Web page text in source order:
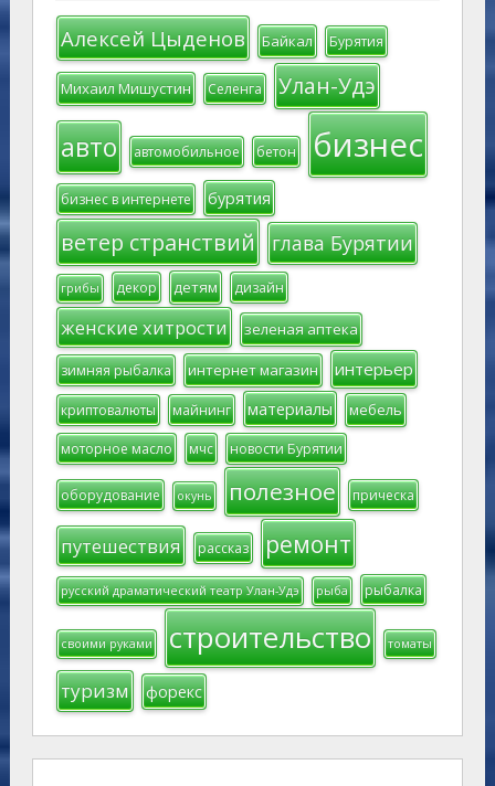
Алексей Цыденов Байкал Бурятия
Михаил Мишустин Селенга Улан-Удэ
авто автомобильное бетон бизнес
бизнес в интернете бурятия
ветер странствий глава Бурятии
грибы декор детям дизайн
женские хитрости зеленая аптека
зимняя рыбалка интернет магазин интерьер
криптовалюты майнинг материалы мебель
моторное масло мчс новости Бурятии
оборудование окунь полезное прическа
путешествия рассказ ремонт
русский драматический театр Улан-Удэ рыба рыбалка
своими руками строительство томаты
туризм форекс